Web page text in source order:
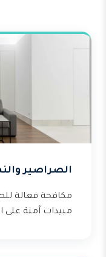
الصراصير
مكافحة فعالة
مبيدات آمنة على